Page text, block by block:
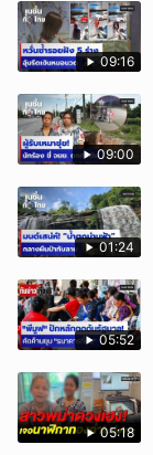
09:16
09:00
01:24
05:52
05:18